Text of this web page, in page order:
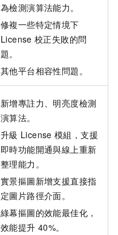
為檢測演算法能力。
修複一些特定情境下
License 校正失敗的問
題。
其他平台相容性問題。
新增專註力、明亮度檢測
演算法。
升級 License 模組，支援
即時功能開通與線上重新
整理能力。
實景摳圖新增支援直接指
定圖片路徑介面。
綠幕摳圖的效能最佳化，
效能提升 40%。